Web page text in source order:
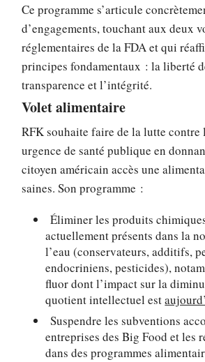
Ce programme s’articule
d’engagements, touchant aux deux
réglementaires de la FDA et qui
principes fondamentaux : la liberté
transparence et l’intégrité.
Volet alimentaire
RFK souhaite faire de la lutte contre
urgence de santé publique en
citoyen américain accès une
saines. Son programme :
Éliminer les produits
actuellement présents dans la
l’eau (conservateurs, additifs,
endocriniens, pesticides),
fluor dont l’impact sur la
quotient intellectuel est
Suspendre les subventions
entreprises des Big Food et les
dans des programmes